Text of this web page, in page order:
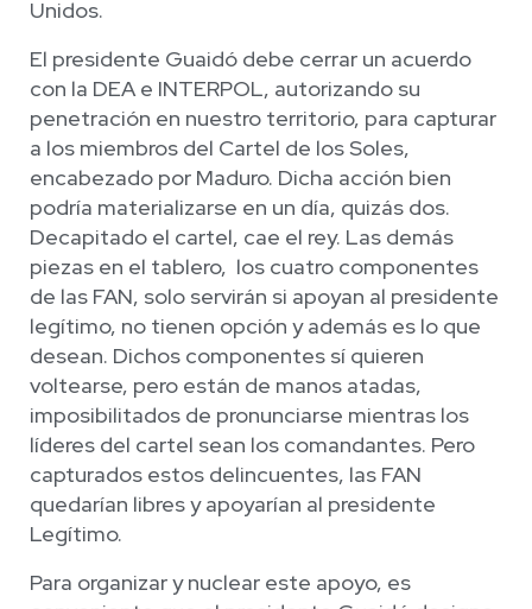
Unidos.
El presidente Guaidó debe cerrar un acuerdo
con la DEA e INTERPOL, autorizando su
penetración en nuestro territorio, para capturar
a los miembros del Cartel de los Soles,
encabezado por Maduro. Dicha acción bien
podría materializarse en un día, quizás dos.
Decapitado el cartel, cae el rey. Las demás
piezas en el tablero, los cuatro componentes
de las FAN, solo servirán si apoyan al presidente
legítimo, no tienen opción y además es lo que
desean. Dichos componentes sí quieren
voltearse, pero están de manos atadas,
imposibilitados de pronunciarse mientras los
líderes del cartel sean los comandantes. Pero
capturados estos delincuentes, las FAN
quedarían libres y apoyarían al presidente
Legítimo.
Para organizar y nuclear este apoyo, es